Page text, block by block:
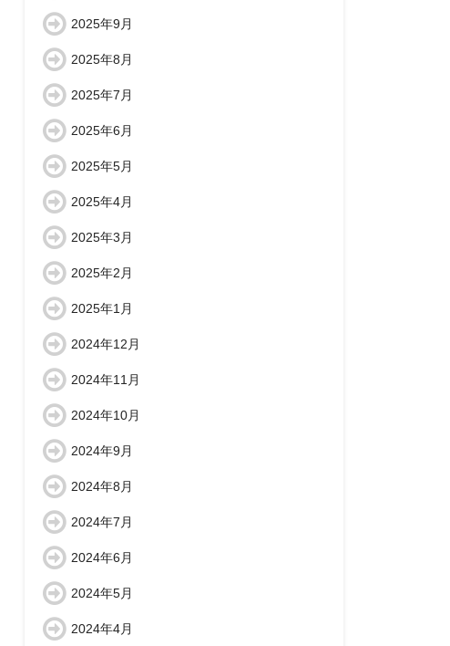
2025年9月
2025年8月
2025年7月
2025年6月
2025年5月
2025年4月
2025年3月
2025年2月
2025年1月
2024年12月
2024年11月
2024年10月
2024年9月
2024年8月
2024年7月
2024年6月
2024年5月
2024年4月